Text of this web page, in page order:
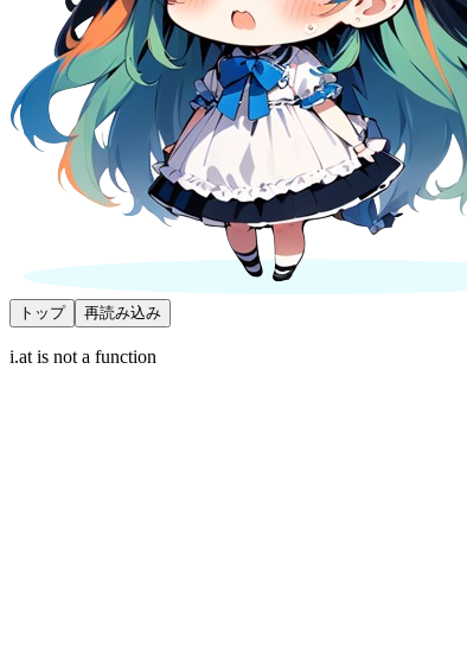
トップ 再読み込み
i.at is not a function